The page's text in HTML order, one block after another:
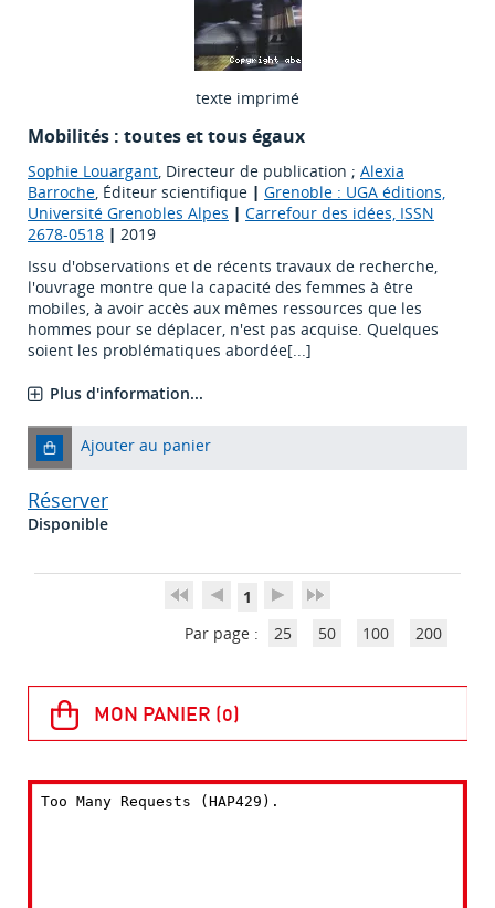
texte imprimé
Mobilités : toutes et tous égaux
Sophie Louargant, Directeur de publication ; Alexia
Barroche, Éditeur scientifique | Grenoble : UGA éditions,
Université Grenobles Alpes | Carrefour des idées, ISSN
2678-0518 | 2019
Issu d'observations et de récents travaux de recherche,
l'ouvrage montre que la capacité des femmes à être
mobiles, à avoir accès aux mêmes ressources que les
hommes pour se déplacer, n'est pas acquise. Quelques
soient les problématiques abordée[...]
Plus d'information...
Ajouter au panier
Réserver
Disponible
1
Par page :
25 50 100 200